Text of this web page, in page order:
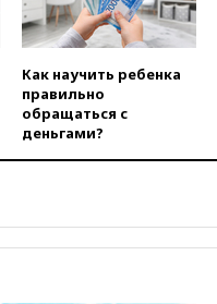
Как научить ребенка
правильно
обращаться с
деньгами?